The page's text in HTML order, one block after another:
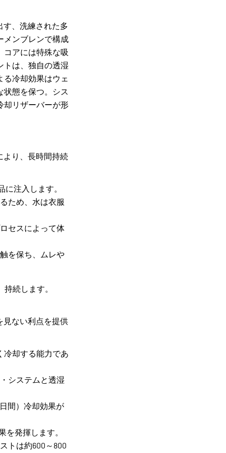
す、洗練された多
メンブレンで構成
コアには特殊な吸
トは、独自の透湿
冷却効果はウェ
態を保つ。シス
却リザーバーが形
より、長時間持続
注入します。
ため、水は衣服
セスによって体
を保ち、ムレや
続します。
見ない利点を提供
冷却する能力であ
システムと透湿
間）冷却効果が
発揮します。
トは約600～800